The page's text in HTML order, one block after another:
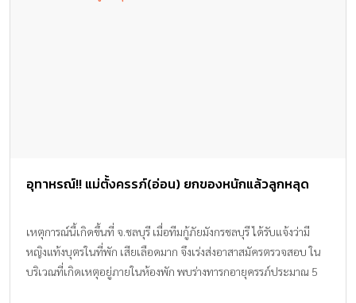
อุทาหรณ์!! แม่ตั้งครรภ์(อ่อน) ยกของหนักแล้วลูกหลุด
เหตุการณ์นี้เกิดขึ้นที่ จ.ชลบุรี เมื่อทีมกู้ภัยมังกรชลบุรี ได้รับแจ้งว่ามี
หญิงแท้งบุตรในที่พัก เสียเลือดมาก จึงเร่งส่งอาสาสมัครตรวจสอบ ใน
บริเวณที่เกิดเหตุอยู่ภายในห้องพัก พบร่างทารกอายุครรภ์ประมาณ 5